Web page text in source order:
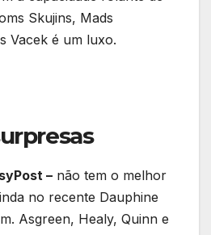
Skujins, Mads
Vacek é um luxo.
– não tem o melhor
no recente Dauphine
Asgreen, Healy, Quinn e